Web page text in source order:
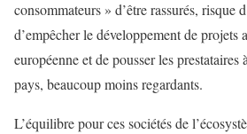
consommateurs » d’être rassurés, risque
d’empêcher le développement de projets
européenne et de pousser les prestataires
pays, beaucoup moins regardants.
L’équilibre pour ces sociétés de